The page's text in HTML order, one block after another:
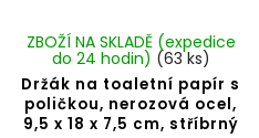
Držák na toaletní papír s
poličkou, nerozová ocel,
9,5 x 18 x 7,5 cm, stříbrný
ZBOŽÍ NA SKLADĚ (expedice
do 24 hodin) (63 ks)